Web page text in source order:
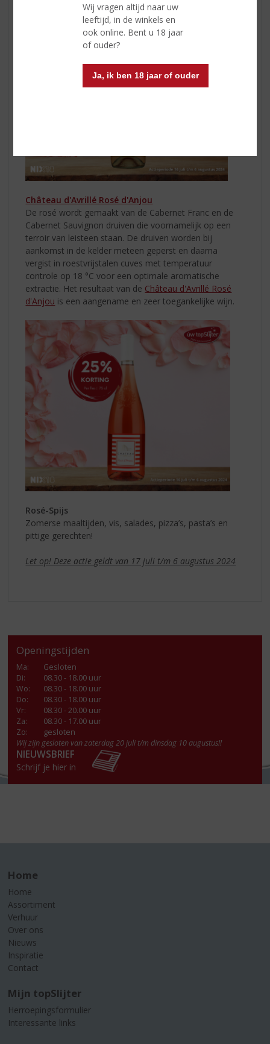
Wij vragen altijd naar uw
leeftijd, in de winkels en
ook online. Bent u 18 jaar
of ouder?
Ja, ik ben 18 jaar of ouder
Château d'Avrillé Rosé d'Anjou
De rosé wordt gemaakt van de Cabernet Franc en de
Cabernet Sauvignon druiven die voornamelijk op een
terroir van leisteen staan. De druiven worden bij
aankomst in de kelder meteen geperst en daarna
vergist in roestvrijstalen cuves met temperatuur
controle op 18 °C voor een optimale aromatische
extractie. Het resultaat van de Château d'Avrillé Rosé
d'Anjou is een aangename en zeer toegankelijke wijn.
Rosé-Spijs
Zomerse maaltijden, vis, salades, pizza’s, pasta’s en
pittige gerechten!
Let op! Deze actie geldt van 17 juli t/m 6 augustus 2024
Openingstijden
Ma:
Gesloten
Di:
08.30 - 18.00 uur
Wo:
08.30 - 18.00 uur
Do:
08.30 - 18.00 uur
Vr:
08.30 - 20.00 uur
Za:
08.30 - 17.00 uur
Zo:
gesloten
Wij zijn gesloten van zaterdag 20 juli t/m dinsdag 10 augustus!!
NIEUWSBRIEF
Schrijf je hier in
Home
Home
Assortiment
Verhuur
Over ons
Nieuws
Inspiratie
Contact
Mijn topSlijter
Herroepingsformulier
Interessante links